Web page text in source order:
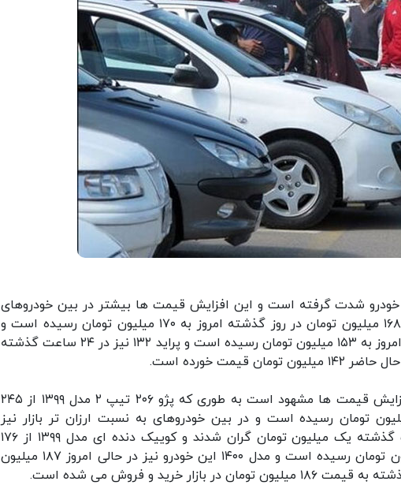
خودرو شدت گرفته است و این افزایش قیمت ها بیشتر در بین خودروهای
پراید بازار مشهود است به طوری که پراید ۱۱۱ از ۱۶۸ میلیون تومان در روز گذشته امروز به ۱۷۰ میلیون تومان رسیده است و
پراید ۱۳۱ نیز از ۱۵۰ میلیون تومان در روز گذشته امروز به ۱۵۳ میلیون تومان رسیده است و پراید ۱۳۲ نیز در ۲۴ ساعت گذشته
در بین خودروهای پژو موجود در بازار نیز این افزایش قیمت ها مشهود است به طوری که پژو ۲۰۶ تیپ ۲ مدل ۱۳۹۹ از ۲۴۵
تومان در روز گذشته امروز به ۲۴۸ میلیون تومان رسیده است و در بین خودروهای به نسبت ارزان تر بازار نیز
خودروهای کوییک به طور متوسط در ۲۴ ساعت گذشته یک میلیون تومان گران شدند و کوییک دنده ای مدل ۱۳۹۹ از ۱۷۶
میلیون تومان در روز گذشته امروز به ۱۷۷ میلیون تومان رسیده است و مدل ۱۴۰۰ این خودرو نیز در حالی امروز ۱۸۷ میلیون
خرید و فروش می شده است.